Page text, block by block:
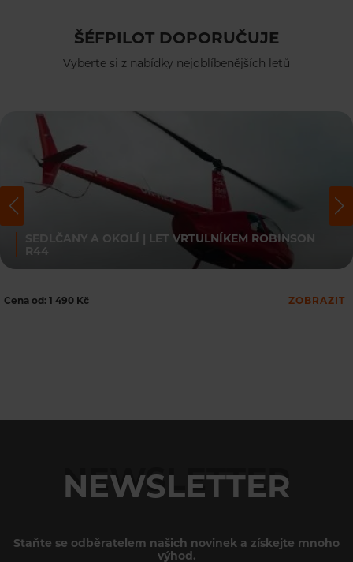
ŠÉFPILOT DOPORUČUJE
Vyberte si z nabídky nejoblíbenějších letů
SEDLČANY A OKOLÍ | LET VRTULNÍKEM ROBINSON
R44
Cena od: 1 490 Kč ZOBRAZIT
NEWSLETTER
Staňte se odběratelem našich novinek a získejte mnoho
výhod.